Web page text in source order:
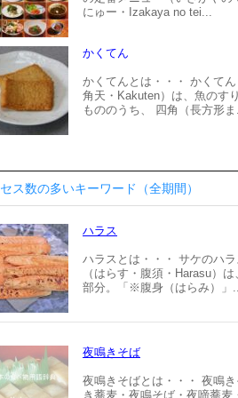
にゅー・Izakaya no tei...
かくてん
かくてんとは・・・ かくてん
角天・Kakuten）は、魚のす
もののうち、 四角（長方形ま
ス数の多いキーワード（全期間）
ハラス
ハラスとは・・・ サケのハ
（はらす・腹須・Harasu）
部分。「※腹身（はらみ）」...
夜鳴きそば
夜鳴きそばとは・・・ 夜鳴
き蕎麦・夜鳴そば・夜啼蕎麦